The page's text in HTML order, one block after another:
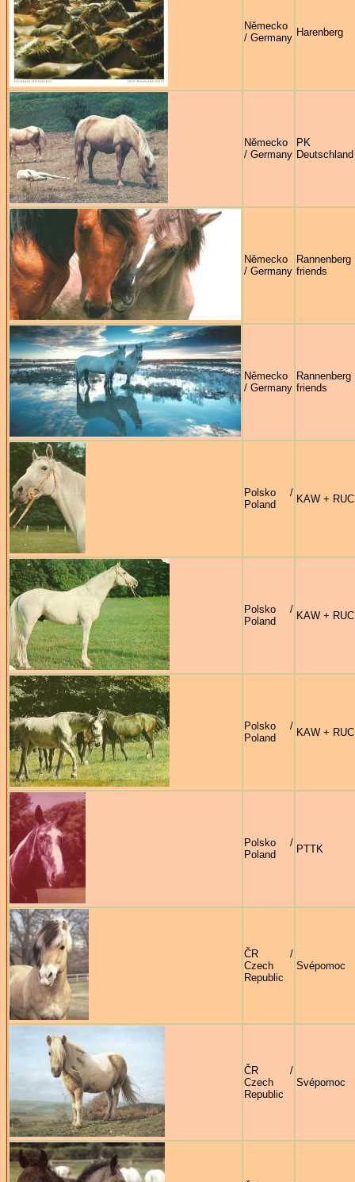
Německo
/ Germany Harenberg
Německo
/ Germany
PK
Deutschland
Německo
/ Germany friends
Německo
/ Germany friends
Polsko /
Poland
KAW +
Polsko /
Poland
KAW +
Polsko /
Poland
KAW +
Polsko /
Poland
PTTK
ČR /
Czech
Republic
Svépomoc
ČR /
Czech
Republic
Svépomoc